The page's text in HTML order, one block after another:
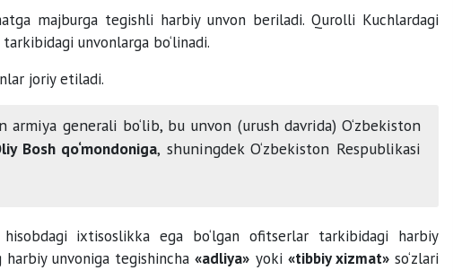
majburga tegishli harbiy unvon beriladi. Qurolli Kuchlardagi
unvonlarga bo‘linadi.
joriy etiladi.
generali bo‘lib, bu unvon (urush davrida) O‘zbekiston
Bosh qo‘mondoniga, shuningdek O‘zbekiston Respublikasi
ixtisoslikka ega bo‘lgan ofitserlar tarkibidagi harbiy
unvoniga tegishincha«adliya» yoki «tibbiy xizmat»so‘zlari